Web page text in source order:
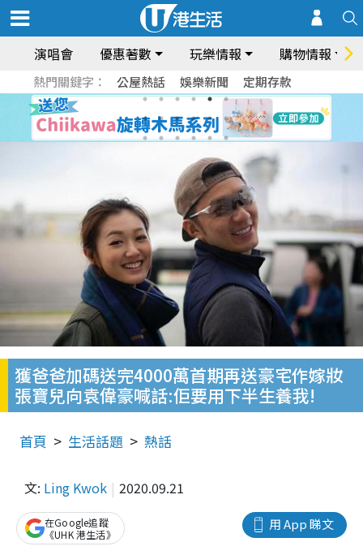
演唱會 優惠著數 玩樂情報 購物情報
熱門關鍵字： 公屋熱話 娛樂新聞 定期存款
獲爸爸加碼送完4000萬首期再送豪宅作嫁妝
張寶兒向袁偉豪喊話:佢要用下半生養我!
首頁 生活話題 熱話
文: Ling Kwok 2020.09.21
用 App 睇文
在Google追蹤
《UHK 港生活》